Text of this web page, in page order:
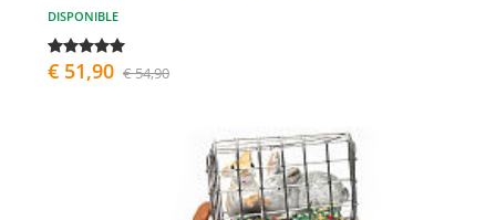
DISPONIBLE
€ 51,90 € 54,90